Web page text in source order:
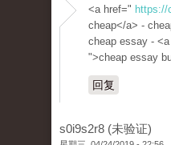
<a href=" https://
cheap</a> -
cheap essay -
">cheap essay
回复
s0i9s2r8 (未验证)